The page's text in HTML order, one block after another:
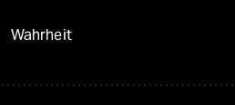
Wahrheit